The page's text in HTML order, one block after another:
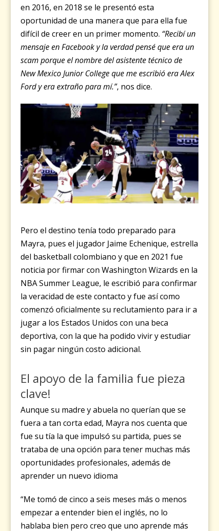
en 2016, en 2018 se le presentó esta
oportunidad de una manera que para ella fue
difícil de creer en un primer momento. “Recibí un
mensaje en Facebook y la verdad pensé que era un
scam porque el nombre del asistente técnico de
New Mexico Junior College que me escribió era Alex
Ford y era extraño para mí.”, nos dice.
Pero el destino tenía todo preparado para
Mayra, pues el jugador Jaime Echenique, estrella
del basketball colombiano y que en 2021 fue
noticia por firmar con Washington Wizards en la
NBA Summer League, le escribió para confirmar
la veracidad de este contacto y fue así como
comenzó oficialmente su reclutamiento para ir a
jugar a los Estados Unidos con una beca
deportiva, con la que ha podido vivir y estudiar
sin pagar ningún costo adicional.
El apoyo de la familia fue pieza
clave!
Aunque su madre y abuela no querían que se
fuera a tan corta edad, Mayra nos cuenta que
fue su tía la que impulsó su partida, pues se
trataba de una opción para tener muchas más
oportunidades profesionales, además de
aprender un nuevo idioma
“Me tomó de cinco a seis meses más o menos
empezar a entender bien el inglés, no lo
hablaba bien pero creo que uno aprende más